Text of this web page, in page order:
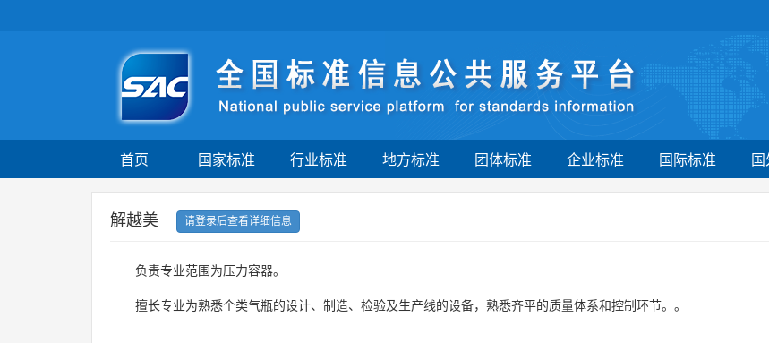
首页 国家标准 行业标准 地方标准 团体标准 企业标准 国际标准
解越美 请登录后查看详细信息
负责专业范围为压力容器。
擅长专业为熟悉个类气瓶的设计、制造、检验及生产线的设备，熟悉齐平的质量体系和控制环节。。